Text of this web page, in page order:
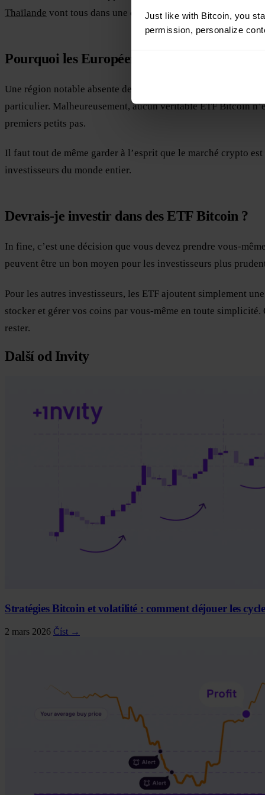
Just like with Bitcoin, you
permission, personalize
Thaïlande vont tous dans une direction similaire.
Pourquoi les Européens devraient-ils
Une région notable absente de la liste ci-dessus est l’Union
particulier. Malheureusement, aucun véritable ETF Bitcoin
premiers petits pas.
Il faut tout de même garder à l’esprit que le marché crypto
investisseurs du monde entier.
Devrais-je investir dans des ETF Bitcoin ?
In fine, c’est une décision que vous devez prendre vous-
peuvent être un bon moyen pour les investisseurs plus
Pour les autres investisseurs, les ETF ajoutent simplement
stocker et gérer vos coins par vous-même en toute
rester.
Další od Invity
Stratégies Bitcoin et volatilité : comment déjouer les
2 mars 2026 Číst →